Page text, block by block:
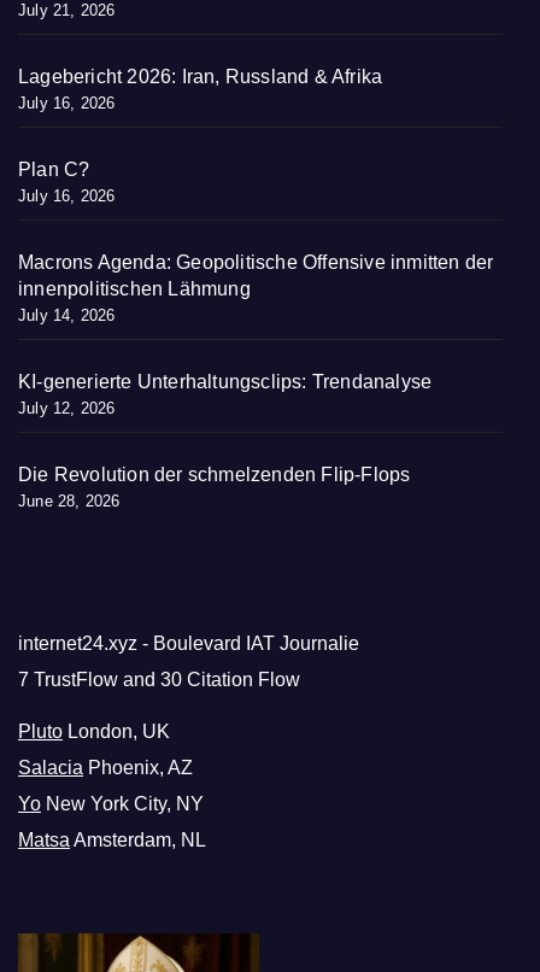
July 21, 2026
Lagebericht 2026: Iran, Russland & Afrika
July 16, 2026
Plan C?
July 16, 2026
Macrons Agenda: Geopolitische Offensive inmitten der
innenpolitischen Lähmung
July 14, 2026
KI-generierte Unterhaltungsclips: Trendanalyse
July 12, 2026
Die Revolution der schmelzenden Flip-Flops
June 28, 2026
internet24.xyz - Boulevard IAT Journalie
7 TrustFlow and 30 Citation Flow
Pluto London, UK
Salacia Phoenix, AZ
Yo New York City, NY
Matsa Amsterdam, NL